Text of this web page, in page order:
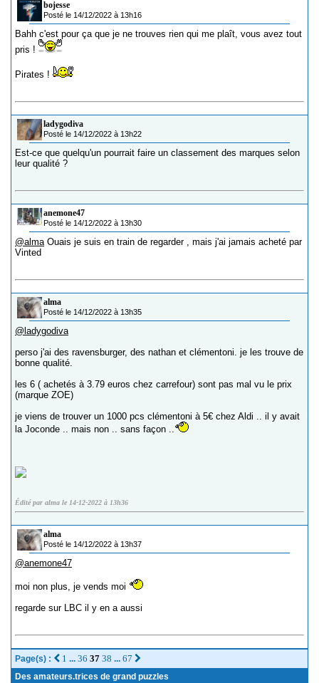
bojesse
Posté le 14/12/2022 à 13h16
Bahh c'est pour ça que je ne trouves rien qui me plaît, vous avez tout
pris !
Pirates !
ladygodiva
Posté le 14/12/2022 à 13h22
Est-ce que quelqu'un pourrait faire un classement des marques selon
leur qualité ?
anemone47
Posté le 14/12/2022 à 13h30
@alma Ouais je suis en train de regarder , mais j'ai jamais acheté par
Vinted
alma
Posté le 14/12/2022 à 13h35
@ladygodiva
perso j'ai des ravensburger, des nathan et clémentoni. je les trouve de
bonne qualité.
les 6 ( achetés à 3.79 euros chez carrefour) sont pas mal vu le prix
(marque ZOE)
je viens de trouver un 1000 pcs clémentoni à 5€ chez Aldi .. il y avait
la Joconde .. mais non .. sans façon ..
Édité par alma le 14-12-2022 à 13h36
alma
Posté le 14/12/2022 à 13h37
@anemone47
moi non plus, je vends moi
regarde sur LBC il y en a aussi
Page(s) : 1 ... 36 37 38 ... 67
Des amateurs.trices de grand puzzles